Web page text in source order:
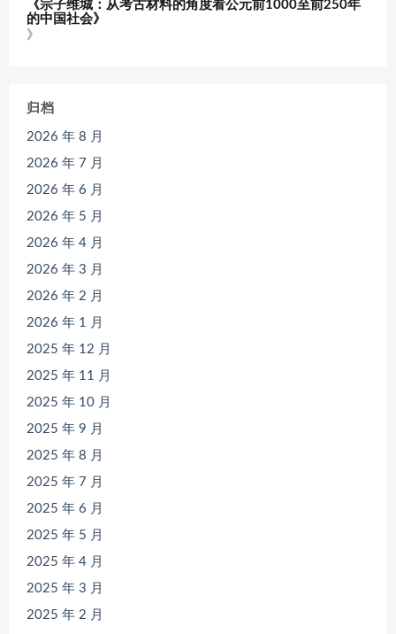
《宗子维城：从考古材料的角度看公元前1000至前250年
的中国社会》
》
归档
2026 年 8 月
2026 年 7 月
2026 年 6 月
2026 年 5 月
2026 年 4 月
2026 年 3 月
2026 年 2 月
2026 年 1 月
2025 年 12 月
2025 年 11 月
2025 年 10 月
2025 年 9 月
2025 年 8 月
2025 年 7 月
2025 年 6 月
2025 年 5 月
2025 年 4 月
2025 年 3 月
2025 年 2 月